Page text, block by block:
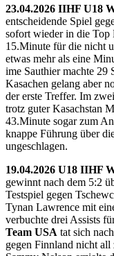
23.04.2026 IIHF U18
entscheidende Spiel
sofort wieder in die
15.Minute für die nicht
etwas mehr als eine
ime Sauthier machte 29
Kasachen gelang aber
der erste Treffer. Im
trotz guter Kasachstan
43.Minute sogar zum
knappe Führung über
ungeschlagen.
19.04.2026 U18 IIHF
gewinnt nach dem 5:2
Testspiel gegen
Tynan Lawrence mit
verbuchte drei Assists
Team USA tat sich
gegen Finnland nicht